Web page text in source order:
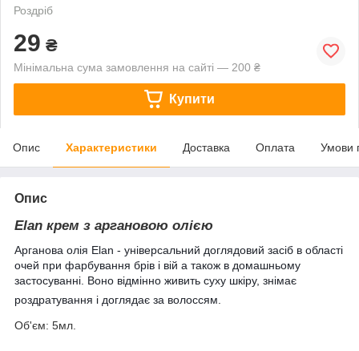
Роздріб
29 ₴
Мінімальна сума замовлення на сайті — 200 ₴
Купити
Опис Характеристики Доставка Оплата Умови
Опис
Elan крем з аргановою олією
Арганова олія Elan - універсальний доглядовий засіб в області
очей при фарбування брів і вій а також в домашньому
застосуванні. Воно відмінно живить суху шкіру, знімає
роздратування і доглядає за волоссям.
Об'єм: 5мл.